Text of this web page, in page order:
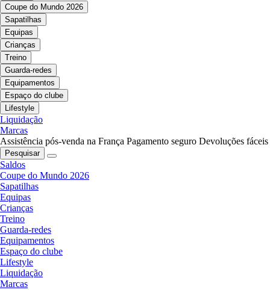
Coupe do Mundo 2026
Sapatilhas
Equipas
Crianças
Treino
Guarda-redes
Equipamentos
Espaço do clube
Lifestyle
Liquidação
Marcas
Assistência pós-venda na França Pagamento seguro Devoluções fáceis
Pesquisar
Saldos
Coupe do Mundo 2026
Sapatilhas
Equipas
Crianças
Treino
Guarda-redes
Equipamentos
Espaço do clube
Lifestyle
Liquidação
Marcas